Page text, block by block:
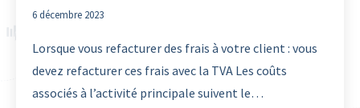
6 décembre 2023
Lorsque vous refacturer des frais à votre client : vous
devez refacturer ces frais avec la TVA Les coûts
associés à l’activité principale suivent le…